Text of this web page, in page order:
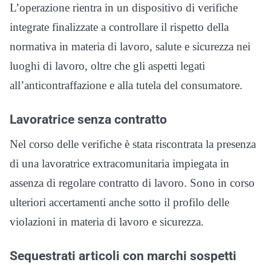
L’operazione rientra in un dispositivo di verifiche
integrate finalizzate a controllare il rispetto della
normativa in materia di lavoro, salute e sicurezza nei
luoghi di lavoro, oltre che gli aspetti legati
all’anticontraffazione e alla tutela del consumatore.
Lavoratrice senza contratto
Nel corso delle verifiche è stata riscontrata la presenza
di una lavoratrice extracomunitaria impiegata in
assenza di regolare contratto di lavoro. Sono in corso
ulteriori accertamenti anche sotto il profilo delle
violazioni in materia di lavoro e sicurezza.
Sequestrati articoli con marchi sospetti